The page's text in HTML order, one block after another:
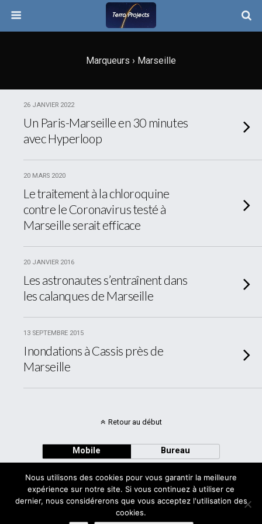
Marqueurs › Marseille
26 JANVIER 2022
Un Paris-Marseille en 30 minutes
avec Hyperloop
20 MARS 2020
Le traitement à la chloroquine
contre le Coronavirus testé à
Marseille serait efficace
20 JANVIER 2016
Les astronautes s’entraînent dans
les calanques de Marseille
13 SEPTEMBRE 2015
Inondations à Cassis près de
Marseille
Retour au début
Mobile Bureau
Avec
Nous utilisons des cookies pour vous garantir la meilleure
expérience sur notre site. Si vous continuez à utiliser ce
dernier, nous considérerons que vous acceptez l'utilisation des
cookies.